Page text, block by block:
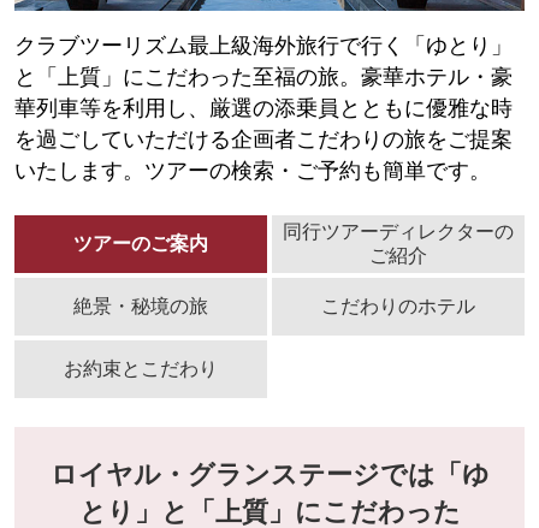
クラブツーリズム最上級海外旅行で行く「ゆとり」
と「上質」にこだわった至福の旅。豪華ホテル・豪
華列車等を利用し、厳選の添乗員とともに優雅な時
を過ごしていただける企画者こだわりの旅をご提案
いたします。ツアーの検索・ご予約も簡単です。
ツアーのご案内
同行ツアーディレクターの
ご紹介
絶景・秘境の旅 こだわりのホテル
お約束とこだわり
ロイヤル・グランステージでは「ゆ
とり」と「上質」にこだわった